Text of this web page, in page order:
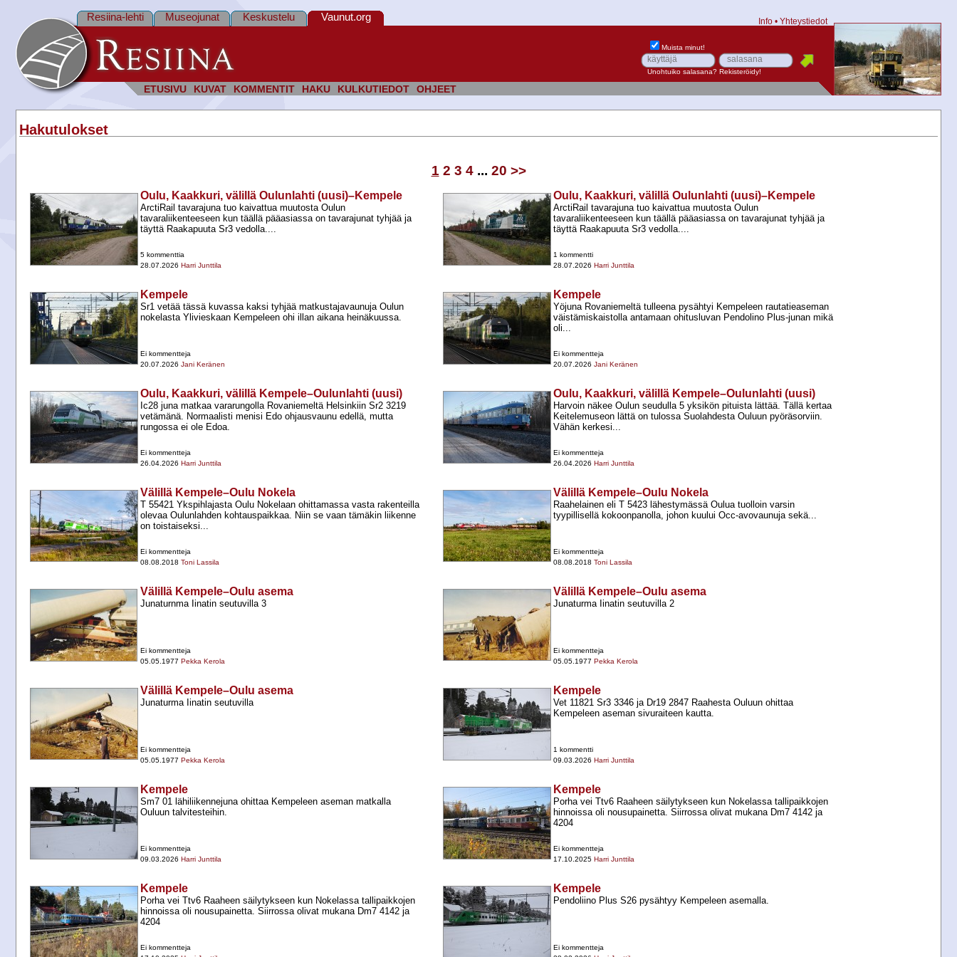
ETUSIVU KUVAT KOMMENTIT HAKU KULKUTIEDOT OHJEET
Resiina-lehti Museojunat Keskustelu Vaunut.org Info • Yhteystiedot
Muista minut!
Unohtuiko salasana? Rekisteröidy!
Hakutulokset
1 2 3 4... 20 >>
Oulu, Kaakkuri, välillä Oulunlahti (uusi)–Kempele
ArctiRail tavarajuna tuo kaivattua muutosta Oulun
tavaraliikenteeseen kun täällä pääasiassa on tavarajunat tyhjää ja
täyttä Raakapuuta Sr3 vedolla....
5 kommenttia
28.07.2026 Harri Junttila
Oulu, Kaakkuri, välillä Oulunlahti (uusi)–Kempele
ArctiRail tavarajuna tuo kaivattua muutosta Oulun
tavaraliikenteeseen kun täällä pääasiassa on tavarajunat tyhjää ja
täyttä Raakapuuta Sr3 vedolla....
1 kommentti
28.07.2026 Harri Junttila
Kempele
Sr1 vetää tässä kuvassa kaksi tyhjää matkustajavaunuja Oulun
nokelasta Ylivieskaan Kempeleen ohi illan aikana heinäkuussa.
Ei kommentteja
20.07.2026 Jani Keränen
Kempele
Yöjuna Rovaniemeltä tulleena pysähtyi Kempeleen rautatieaseman
väistämiskaistolla antamaan ohitusluvan Pendolino Plus-​junan mikä
oli...
Ei kommentteja
20.07.2026 Jani Keränen
Oulu, Kaakkuri, välillä Kempele–Oulunlahti (uusi)
Ic28 juna matkaa vararungolla Rovaniemeltä Helsinkiin Sr2 3219
vetämänä. Normaalisti menisi Edo ohjausvaunu edellä, mutta
rungossa ei ole Edoa.
Ei kommentteja
26.04.2026 Harri Junttila
Oulu, Kaakkuri, välillä Kempele–Oulunlahti (uusi)
Harvoin näkee Oulun seudulla 5 yksikön pituista lättää. Tällä kertaa
Keitelemuseon lättä on tulossa Suolahdesta Ouluun pyöräsorviin.
Vähän kerkesi...
Ei kommentteja
26.04.2026 Harri Junttila
Välillä Kempele–Oulu Nokela
T 55421 Ykspihlajasta Oulu Nokelaan ohittamassa vasta rakenteilla
olevaa Oulunlahden kohtauspaikkaa. Niin se vaan tämäkin liikenne
on toistaiseksi...
Ei kommentteja
08.08.2018 Toni Lassila
Välillä Kempele–Oulu Nokela
Raahelainen eli T 5423 lähestymässä Oulua tuolloin varsin
tyypillisellä kokoonpanolla, johon kuului Occ-​avovaunuja sekä...
Ei kommentteja
08.08.2018 Toni Lassila
Välillä Kempele–Oulu asema
Junaturnma Iinatin seutuvilla 3
Ei kommentteja
05.05.1977 Pekka Kerola
Välillä Kempele–Oulu asema
Junaturma Iinatin seutuvilla 2
Ei kommentteja
05.05.1977 Pekka Kerola
Välillä Kempele–Oulu asema
Junaturma Iinatin seutuvilla
Ei kommentteja
05.05.1977 Pekka Kerola
Kempele
Vet 11821 Sr3 3346 ja Dr19 2847 Raahesta Ouluun ohittaa
Kempeleen aseman sivuraiteen kautta.
1 kommentti
09.03.2026 Harri Junttila
Kempele
Sm7 01 lähiliikennejuna ohittaa Kempeleen aseman matkalla
Ouluun talvitesteihin.
Ei kommentteja
09.03.2026 Harri Junttila
Kempele
Porha vei Ttv6 Raaheen säilytykseen kun Nokelassa tallipaikkojen
hinnoissa oli nousupainetta. Siirrossa olivat mukana Dm7 4142 ja
4204
Ei kommentteja
17.10.2025 Harri Junttila
Kempele
Porha vei Ttv6 Raaheen säilytykseen kun Nokelassa tallipaikkojen
hinnoissa oli nousupainetta. Siirrossa olivat mukana Dm7 4142 ja
4204
Ei kommentteja
Kempele
Pendoliino Plus S26 pysähtyy Kempeleen asemalla.
Ei kommentteja